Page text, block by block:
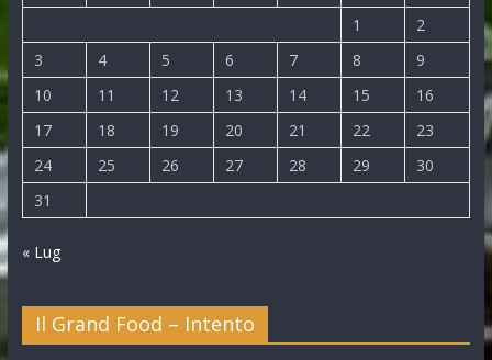
1
2
3
4 5 6 7 8
9
10
11 12 13 14 15
16
17
18 19 20 21 22
23
24
25 26 27 28 29
30
31
« Lug
Il Grand Food – Intento